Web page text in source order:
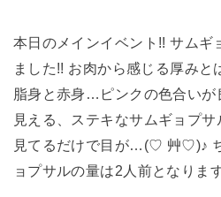
本日のメインイベント!! サムギ
ました!! お肉から感じる厚みと
脂身と赤身…ピンクの色合いが
見える、ステキなサムギョプサ
見てるだけで目が…(♡ 艸♡)♪
ョプサルの量は2人前となりま